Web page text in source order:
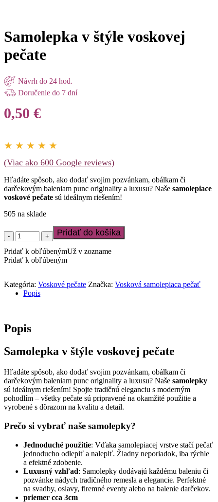
Samolepka v štýle voskovej
pečate
Návrh do 24 hod.
Doručenie do 7 dní
0,50 €
★ ★ ★ ★ ★
(Viac ako 600 Google reviews)
Hľadáte spôsob, ako dodať svojim pozvánkam, obálkam či
darčekovým baleniam punc originality a luxusu? Naše samolepiace
voskové pečate sú ideálnym riešením!
505 na sklade
množstvo
Samolepka
v
štýle
Pridať do košíka
Pridať k obľúbenýmUž v zozname
Pridať k obľúbeným
Kategória: Voskové pečate Značka: Vosková samolepiaca pečať
Popis
Popis
Samolepka v štýle voskovej pečate
Hľadáte spôsob, ako dodať svojim pozvánkam, obálkam či
darčekovým baleniam punc originality a luxusu? Naše samolepky
sú ideálnym riešením! Spojte tradičnú eleganciu s moderným
pohodlím – všetky pečate sú pripravené na okamžité použitie a
vyrobené s dôrazom na kvalitu a detail.
Prečo si vybrať naše samolepky?
Jednoduché použitie: Vďaka samolepiacej vrstve stačí pečať
jednoducho odlepiť a nalepiť. Žiadny neporiadok, iba rýchle
a efektné zdobenie.
Luxusný vzhľad: Samolepky dodávajú každému baleniu či
pozvánke nádych tradičného remesla a elegancie. Perfektné
na svadby, oslavy, firemné eventy alebo na balenie darčekov.
priemer cca 3cm